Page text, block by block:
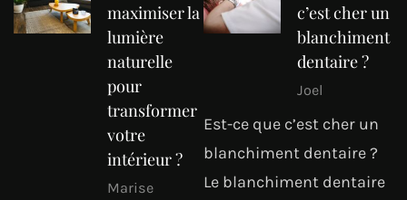
maximiser la
lumière
naturelle
pour
transformer
votre
intérieur ?
Marise
c’est cher un
blanchiment
dentaire ?
Joel
Est-ce que c’est cher un
blanchiment dentaire ?
Le blanchiment dentaire